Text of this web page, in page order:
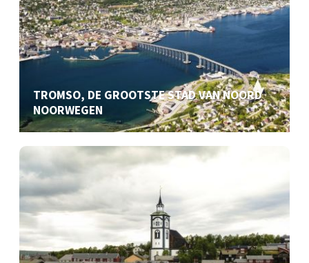
TROMSO, DE GROOTSTE STAD VAN NOORD
NOORWEGEN